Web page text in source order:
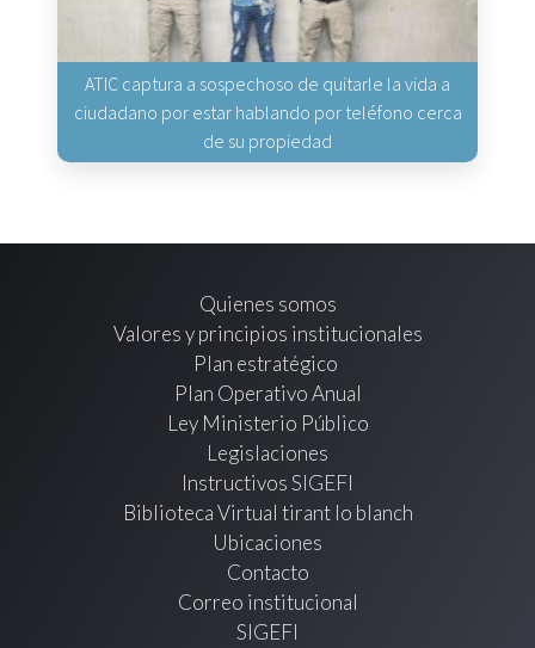
ATIC captura a sospechoso de quitarle la vida a
ciudadano por estar hablando por teléfono cerca
de su propiedad
Quienes somos
Valores y principios institucionales
Plan estratégico
Plan Operativo Anual
Ley Ministerio Público
Legislaciones
Instructivos SIGEFI
Biblioteca Virtual tirant lo blanch
Ubicaciones
Contacto
Correo institucional
SIGEFI